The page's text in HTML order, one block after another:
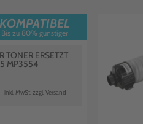
KOMPATIBEL
Bis zu 80% günstiger
TONER ERSETZT
MP3554
inkl. MwSt. zzgl. Versand